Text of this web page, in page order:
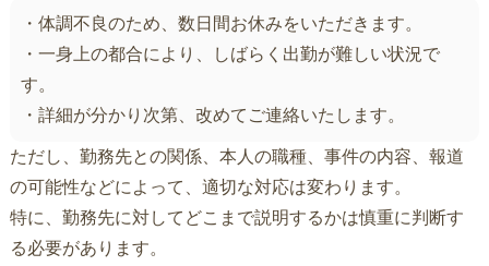
・体調不良のため、数日間お休みをいただきます。
・一身上の都合により、しばらく出勤が難しい状況で
す。
・詳細が分かり次第、改めてご連絡いたします。
ただし、勤務先との関係、本人の職種、事件の内容、報道
の可能性などによって、適切な対応は変わります。
特に、勤務先に対してどこまで説明するかは慎重に判断す
る必要があります。